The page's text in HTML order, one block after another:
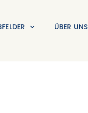
ÜBER UNS